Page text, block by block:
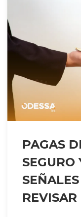
PAGAS
SEGURO
REVISAR